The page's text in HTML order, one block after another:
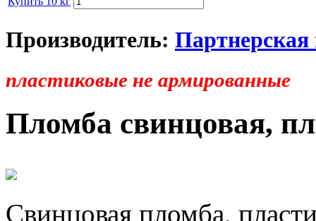
Производитель:
пластиковые не армированные
Пломба свинцовая,
Свинцовая пломба,